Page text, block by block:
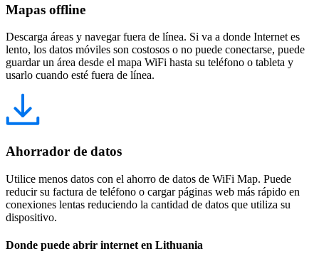
Mapas offline
Descarga áreas y navegar fuera de línea. Si va a donde Internet es
lento, los datos móviles son costosos o no puede conectarse, puede
guardar un área desde el mapa WiFi hasta su teléfono o tableta y
usarlo cuando esté fuera de línea.
Ahorrador de datos
Utilice menos datos con el ahorro de datos de WiFi Map. Puede
reducir su factura de teléfono o cargar páginas web más rápido en
conexiones lentas reduciendo la cantidad de datos que utiliza su
dispositivo.
Donde puede abrir internet en Lithuania